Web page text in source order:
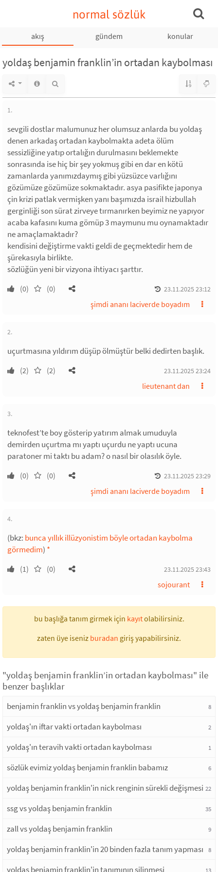
normal sözlük
akış gündem konular
yoldaş benjamin franklin’in ortadan kaybolması
1.
sevgili dostlar malumunuz her olumsuz anlarda bu yoldaş
denen arkadaş ortadan kaybolmakta adeta ölüm
sessizliğine yatıp ortalığın durulmasını beklemekte
sonrasında ise hiç bir şey yokmuş gibi en dar en kötü
zamanlarda yanımızdaymış gibi yüzsüzce varlığını
gözümüze gözümüze sokmaktadır. asya pasifikte japonya
çin krizi patlak vermişken yanı başımızda israil hizbullah
gerginliği son sürat zirveye tırmanırken beyimiz ne yapıyor
acaba kafasını kuma gömüp 3 maymunu mu oynamaktadır
ne amaçlamaktadır?
kendisini değiştirme vakti geldi de geçmektedir hem de
şürekasıyla birlikte.
sözlüğün yeni bir vizyona ihtiyacı şarttır.
(0) (0) 23.11.2025 23:12
şimdi ananı laciverde boyadım
2.
uçurtmasına yıldırım düşüp ölmüştür belki dedirten başlık.
(2) (2) 23.11.2025 23:24
lieutenant dan
3.
teknofest’te boy gösterip yatırım almak umuduyla
demirden uçurtma mı yaptı uçurdu ne yaptı ucuna
paratoner mi taktı bu adam? o nasıl bir olasılık öyle.
(0) (0) 23.11.2025 23:29
şimdi ananı laciverde boyadım
4.
(bkz: bunca yıllık illüzyonistim böyle ortadan kaybolma
görmedim) *
(1) (0) 23.11.2025 23:43
sojourant
bu başlığa tanım girmek için kayıtolabilirsiniz.
zaten üye iseniz buradan giriş yapabilirsiniz.
"yoldaş benjamin franklin’in ortadan kaybolması" ile
benzer başlıklar
benjamin franklin vs yoldaş benjamin franklin 8
yoldaş'ın iftar vakti ortadan kaybolması 2
yoldaş'ın teravih vakti ortadan kaybolması 1
sözlük evimiz yoldaş benjamin franklin babamız 6
yoldaş benjamin franklin'in nick renginin sürekli değişmesi 22
ssg vs yoldaş benjamin franklin 35
zall vs yoldaş benjamin franklin 9
yoldaş benjamin franklin'in 20 binden fazla tanım yapması 8
yoldaş benjamin franklin'in tanımının silinmesi 13